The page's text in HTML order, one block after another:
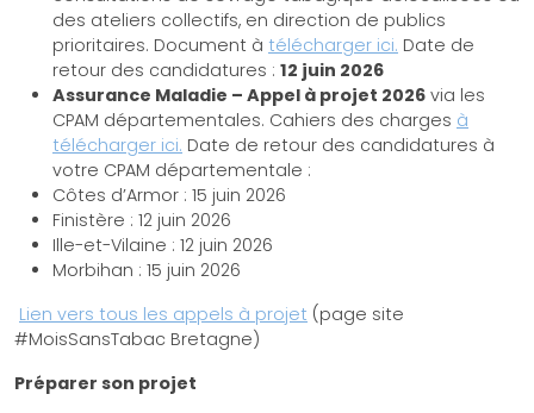
des ateliers collectifs, en direction de publics
prioritaires. Document à télécharger ici. Date de
retour des candidatures : 12 juin 2026
Assurance Maladie – Appel à projet 2026 via les
CPAM départementales. Cahiers des charges à
télécharger ici. Date de retour des candidatures à
votre CPAM départementale :
Côtes d’Armor : 15 juin 2026
Finistère : 12 juin 2026
Ille-et-Vilaine : 12 juin 2026
Morbihan : 15 juin 2026
Lien vers tous les appels à projet (page site
#MoisSansTabac Bretagne)
Préparer son projet